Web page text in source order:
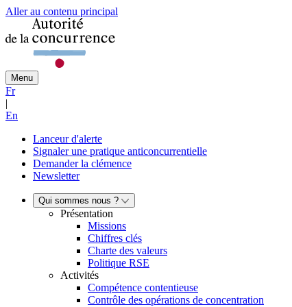
Aller au contenu principal
Menu
Fr
|
En
Lanceur d'alerte
Signaler une pratique anticoncurrentielle
Demander la clémence
Newsletter
Qui sommes nous ?
Présentation
Missions
Chiffres clés
Charte des valeurs
Politique RSE
Activités
Compétence contentieuse
Contrôle des opérations de concentration